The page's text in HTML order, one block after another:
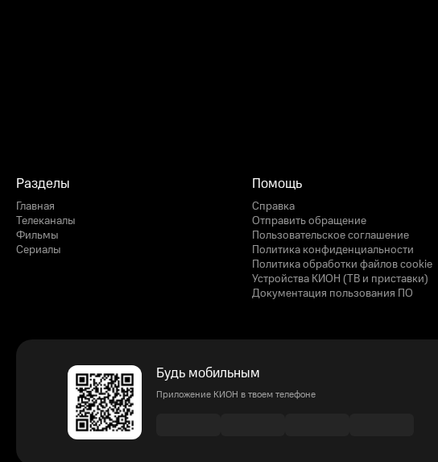
Разделы
Главная
Телеканалы
Фильмы
Сериалы
Помощь
Справка
Отправить обращение
Пользовательское соглашение
Политика конфиденциальности
Политика обработки файлов cookie
Устройства КИОН (ТВ и приставки)
Документация пользования ПО
Будь мобильным
Приложение КИОН в твоем телефоне